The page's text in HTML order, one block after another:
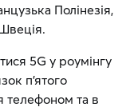
Полінезія,
5G у роумінгу
п’ятого
телефоном та в